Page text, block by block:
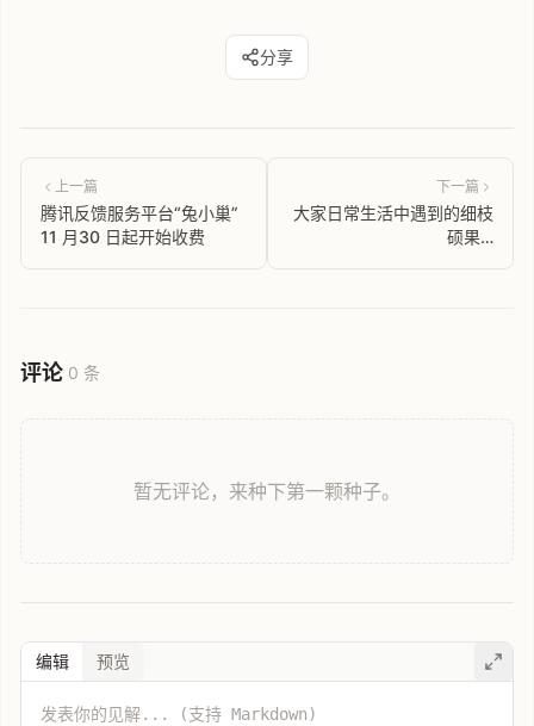
分享
上一篇
腾讯反馈服务平台“兔小巢”
11 月30 日起开始收费
下一篇
大家日常生活中遇到的细枝
硕果…
评论 0 条
暂无评论，来种下第一颗种子。
编辑 预览